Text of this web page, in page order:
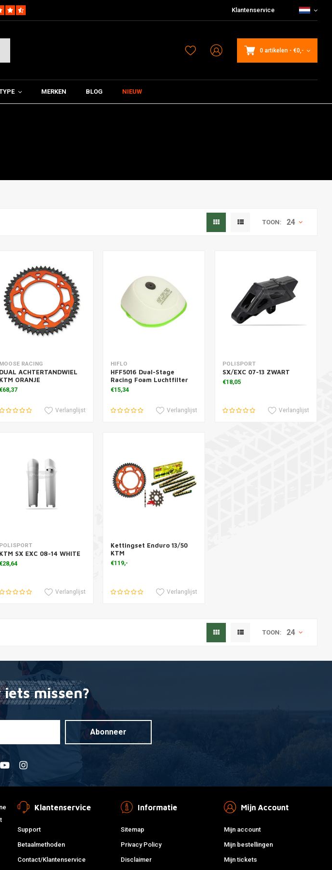
Klantenservice
0 artikelen - €0,-
MERKEN BLOG NIEUW
TOON: 24
Toevoegen aan winkelwagen
MOOSE RACING
DUAL ACHTERTANDWIEL
KTM ORANJE
€68,37
Verlanglijst
Toevoegen aan winkelwagen
HIFLO
HFF5016 Dual-Stage
Racing Foam Luchtfilter
€15,34
Verlanglijst
Toevoegen aan winkelwagen
POLISPORT
SX/EXC 07-13 ZWART
€18,05
Verlanglijst
Toevoegen aan winkelwagen
POLISPORT
KTM SX EXC 08-14 WHITE
€28,64
Verlanglijst
Toevoegen aan winkelwagen
Kettingset Enduro 13/50
KTM
€119,-
Verlanglijst
TOON: 24
missen?
Abonneer
Klantenservice
Support
Betaalmethoden
Contact/Klantenservice
Informatie
Sitemap
Privacy Policy
Disclaimer
Mijn Account
Mijn account
Mijn bestellingen
Mijn tickets